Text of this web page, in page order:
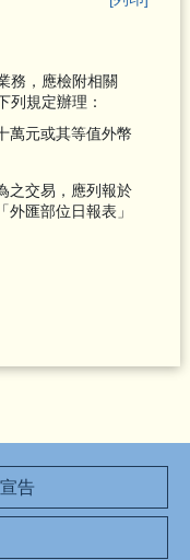
務，應檢附相關
列規定辦理：
萬元或其等值外幣
之交易，應列報於
匯部位日報表」
告